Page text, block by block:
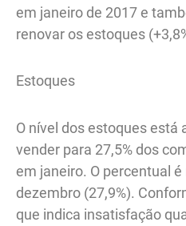
em janeiro de 2017 e
renovar os estoques
Estoques
O nível dos estoques está
vender para 27,5% dos
em janeiro. O percentual
dezembro (27,9%).
que indica insatisfação